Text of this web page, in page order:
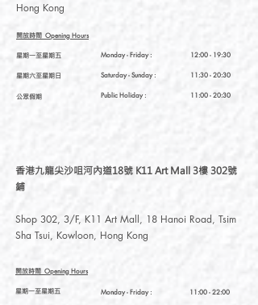
Hong Kong
開放時間 Opening Hours
星期一至星期五
星期六至星期日
公眾假期
12:00 - 19:30
11:30 - 20:30
11:00 - 20:30
Monday - Friday :
Saturday- Sunday :
Public Holiday :
11:00 - 22:00
香港九龍尖沙咀河內道18號 K11 Art Mall 3樓 302號
鋪
Shop 302, 3/F, K11 Art Mall, 18 Hanoi Road, Tsim
Sha Tsui, Kowloon, Hong Kong
開放時間 Opening Hours
星期一至星期五 Monday - Friday :